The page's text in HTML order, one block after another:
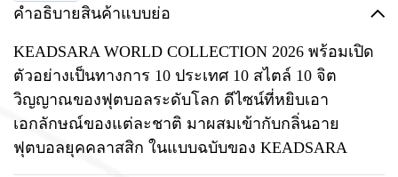
คำอธิบายสินค้าแบบย่อ
KEADSARA WORLD COLLECTION 2026 พร้อมเปิด
ตัวอย่างเป็นทางการ 10 ประเทศ 10 สไตล์ 10 จิต
วิญญาณของฟุตบอลระดับโลก ดีไซน์ที่หยิบเอา
เอกลักษณ์ของแต่ละชาติ มาผสมเข้ากับกลิ่นอาย
ฟุตบอลยุคคลาสสิก ในแบบฉบับของ KEADSARA